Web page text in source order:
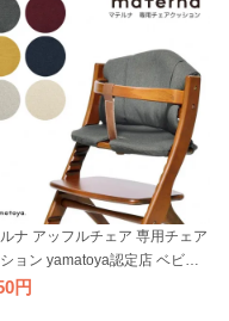
ナ アッフルチェア 専用チェア
ョン yamatoya認定店 ベビー
用 手洗い可 シート 座布団 国